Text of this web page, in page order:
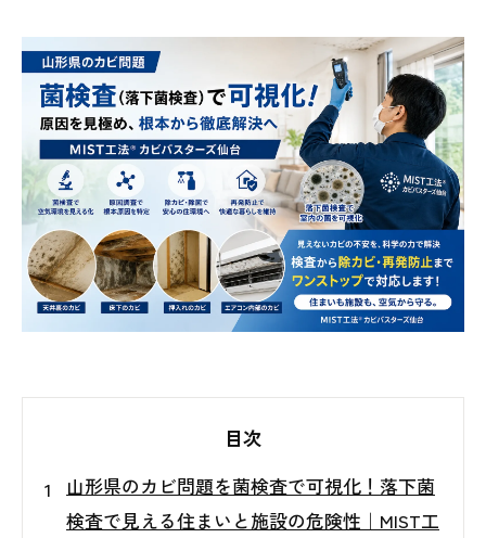
目次
山形県のカビ問題を菌検査で可視化！落下菌
検査で見える住まいと施設の危険性｜MIST工